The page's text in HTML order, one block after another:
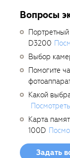
Вопросы
D3200
Выбор
Помогите
Какой
Карта
100D
Задать